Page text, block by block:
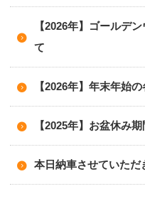
【2026年】ゴールデ
て
【2026年】年末年始
【2025年】お盆休み
本日納車させていただ